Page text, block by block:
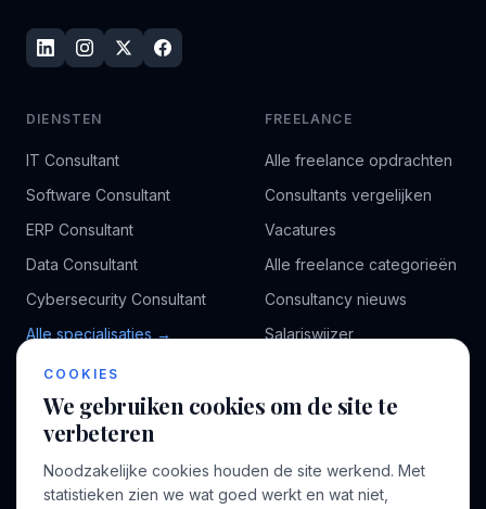
DIENSTEN
IT Consultant
Software Consultant
ERP Consultant
Data Consultant
Cybersecurity Consultant
Alle specialisaties →
FREELANCE
Alle freelance opdrachten
Consultants vergelijken
Vacatures
Alle freelance categorieën
Consultancy nieuws
Salariswijzer
BEDRIJF
Over ons
Profiel aanmaken
COOKIES
We gebruiken cookies om de site te
verbeteren
Noodzakelijke cookies houden de site werkend. Met
statistieken zien we wat goed werkt en wat niet,